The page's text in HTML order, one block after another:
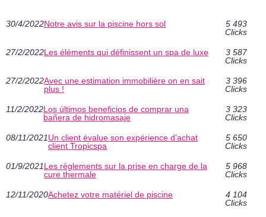
30/4/2022Notre avis sur la piscine hors sol
5 493
Clicks
27/2/2022Les éléments qui définissent un spa de luxe
3 587
Clicks
27/2/2022Avec une estimation immobilière on en sait
plus !
3 396
Clicks
11/2/2022Los últimos beneficios de comprar una
bañera de hidromasaje
3 323
Clicks
08/11/2021Un client évalue son expérience d'achat
client Tropicspa
5 650
Clicks
01/9/2021Les règlements sur la prise en charge de la
cure thermale
5 968
Clicks
12/11/2020Achetez votre matériel de piscine
4 104
Clicks